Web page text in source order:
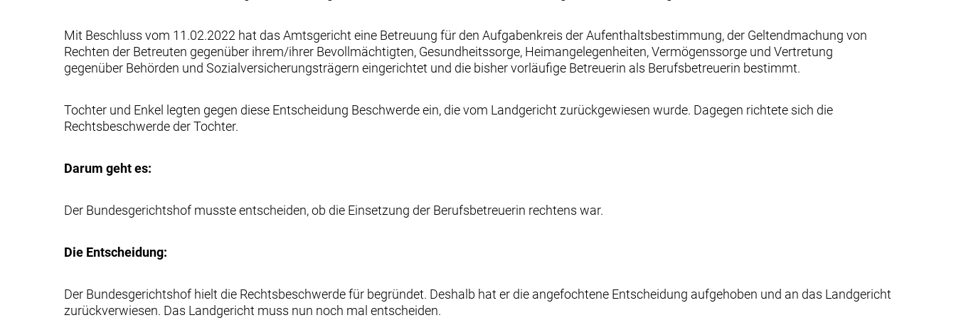
Mit Beschluss vom 11.02.2022 hat das Amtsgericht eine Betreuung für den Aufgabenkreis der Aufenthaltsbestimmung, der Geltendmachung von
Rechten der Betreuten gegenüber ihrem/ihrer Bevollmächtigten, Gesundheitssorge, Heimangelegenheiten, Vermögenssorge und Vertretung
gegenüber Behörden und Sozialversicherungsträgern eingerichtet und die bisher vorläufige Betreuerin als Berufsbetreuerin bestimmt.
Tochter und Enkel legten gegen diese Entscheidung Beschwerde ein, die vom Landgericht zurückgewiesen wurde. Dagegen richtete sich die
Rechtsbeschwerde der Tochter.
Darum geht es:
Der Bundesgerichtshof musste entscheiden, ob die Einsetzung der Berufsbetreuerin rechtens war.
Die Entscheidung:
Der Bundesgerichtshof hielt die Rechtsbeschwerde für begründet. Deshalb hat er die angefochtene Entscheidung aufgehoben und an das Landgericht
zurückverwiesen. Das Landgericht muss nun noch mal entscheiden.